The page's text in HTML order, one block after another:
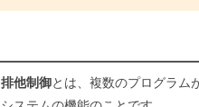
排他制御とは、複数のプログラム